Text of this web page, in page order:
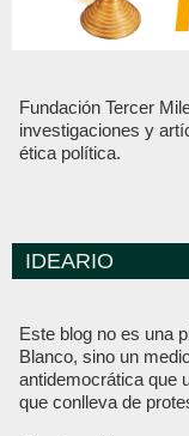
Fundación Tercer
investigaciones y
ética política.
IDEARIO
Este blog no es una
Blanco, sino un
antidemocrática que
que conlleva de